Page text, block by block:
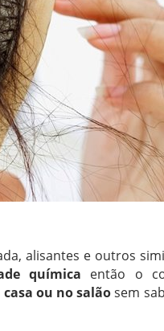
alisantes e outros
química então o
ou no salãosem